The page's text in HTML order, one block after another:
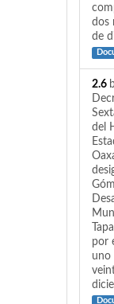
dos
de
2.6
del
por
uno